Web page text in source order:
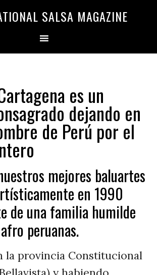
SALSA MAGAZINE
es un
dejando en
de Perú por el
mejores baluartes
en 1990
de una familia humilde
peruanas.
la provincia Constitucional